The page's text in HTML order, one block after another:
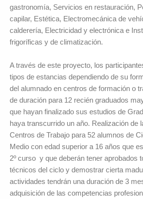
gastronomía, Servicios en restauración,
capilar, Estética, Electromecánica de
calderería, Electricidad y electrónica e
frigoríficas y de climatización.
A través de este proyecto, los
tipos de estancias dependiendo de su
del alumnado en centros de formación o
de duración para 12 recién graduados
que hayan finalizado sus estudios de
haya transcurrido un año. Realización de
Centros de Trabajo para 52 alumnos de
Medio con edad superior a 16 años que
2º curso y que deberán tener aprobados
técnicos del ciclo y demostrar cierta
actividades tendrán una duración de 3
adquisición de las competencias